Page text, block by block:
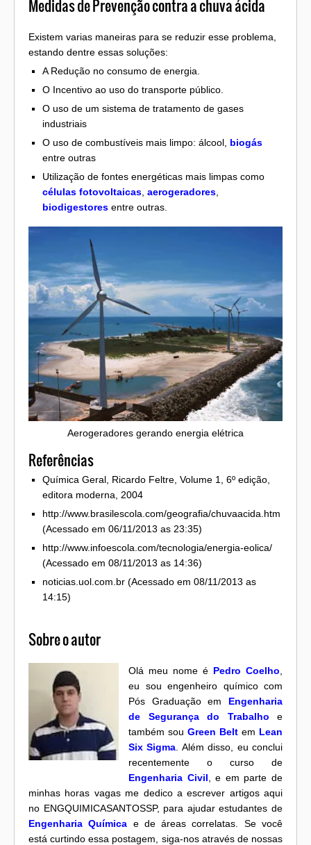
Medidas de Prevenção contra a chuva ácida
Existem varias maneiras para se reduzir esse problema,
estando dentre essas soluções:
A Redução no consumo de energia.
O Incentivo ao uso do transporte público.
O uso de um sistema de tratamento de gases
industriais
O uso de combustíveis mais limpo: álcool, biogás
entre outras
Utilização de fontes energéticas mais limpas como
células fotovoltaicas aerogeradores
biodigestores entre outras.
Aerogeradores gerando energia elétrica
Referências
Química Geral, Ricardo Feltre, Volume 1, 6º edição,
editora moderna, 2004
http://www.brasilescola.com/geografia/chuvaacida.htm
(Acessado em 06/11/2013 as 23:35)
http://www.infoescola.com/tecnologia/energia-eolica/
(Acessado em 08/11/2013 as 14:36)
noticias.uol.com.br (Acessado em 08/11/2013 as
14:15)
Sobre o autor
Olá meu nome é Pedro Coelho
eu sou engenheiro químico com
Pós Graduação em Engenharia
de Segurança do Trabalho e
também sou Green Belt em Lean
Six Sigma . Além disso, eu conclui
recentemente o curso de
Engenharia Civil , e em parte de
minhas horas vagas me dedico a escrever artigos aqui
no ENGQUIMICASANTOSSP, para ajudar estudantes de
Engenharia Química e de áreas correlatas. Se você
está curtindo essa postagem, siga-nos através de nossas